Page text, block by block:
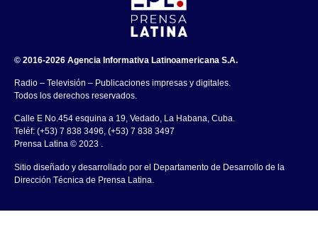
© 2016-2026 Agencia Informativa Latinoamericana S.A.
Radio – Televisión – Publicaciones impresas y digitales.
Todos los derechos reservados.
Calle E No.454 esquina a 19, Vedado, La Habana, Cuba.
Teléf: (+53) 7 838 3496, (+53) 7 838 3497
Prensa Latina © 2023 .
Sitio diseñado y desarrollado por el Departamento de Desarrollo de la
Dirección Técnica de Prensa Latina.